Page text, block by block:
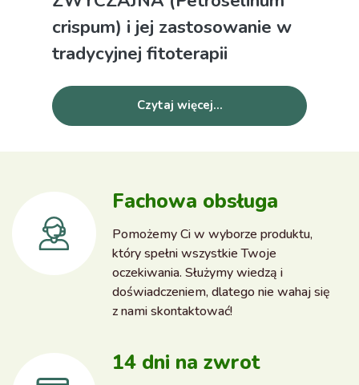
crispum) i jej zastosowanie w
tradycyjnej fitoterapii
Czytaj więcej...
Fachowa obsługa
Pomożemy Ci w wyborze produktu,
który spełni wszystkie Twoje
oczekiwania. Służymy wiedzą i
doświadczeniem, dlatego nie wahaj się
z nami skontaktować!
14 dni na zwrot